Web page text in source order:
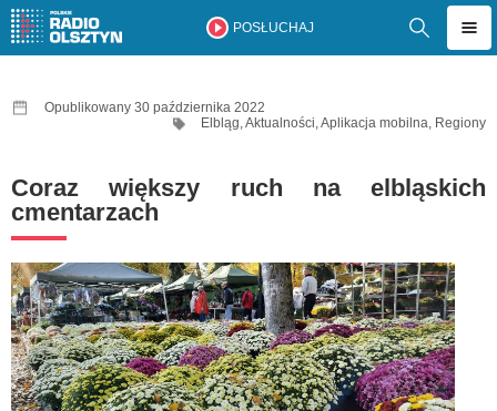
POSŁUCHAJ
Opublikowany 30 października 2022
Elbląg,Aktualności,Aplikacja mobilna, Regiony
Coraz większy ruch na elbląskich
cmentarzach